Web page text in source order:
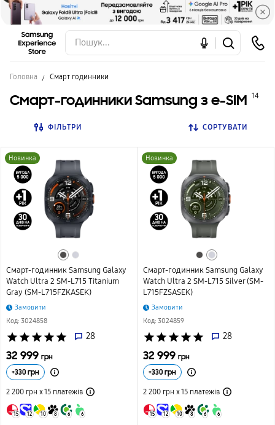
Головна Смарт годинники
Смарт-годинники Samsung з e-SIM 14
ФІЛЬТРИ СОРТУВАТИ
Новинка
Смарт-годинник Samsung Galaxy
Watch Ultra 2 SM-L715 Titanium
Gray (SM-L715FZKASEK)
Замовити
Код: 3024858
star star star star star 28
32 999 грн
+330 грн
2 200 грн х 15 платежів
15 12 10 8 6 6
Новинка
Смарт-годинник Samsung Galaxy
Watch Ultra 2 SM-L715 Silver (SM-
L715FZSASEK)
Замовити
Код: 3024859
star star star star star 28
32 999 грн
+330грн
2 200 грн х 15платежів
15 12 10 8 6 6